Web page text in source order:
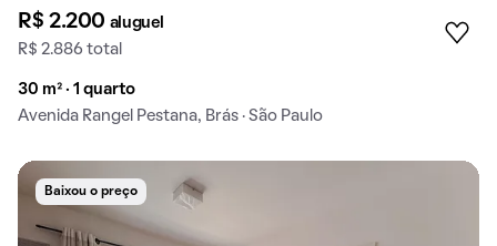
R$ 2.200 aluguel
R$ 2.886 total
30 m² · 1 quarto
Avenida Rangel Pestana, Brás · São Paulo
Baixou o preço